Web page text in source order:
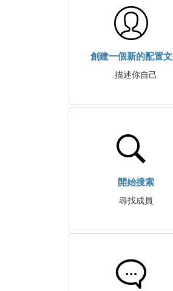
創建一個新的配置
描述你自己
開始搜索
尋找成員